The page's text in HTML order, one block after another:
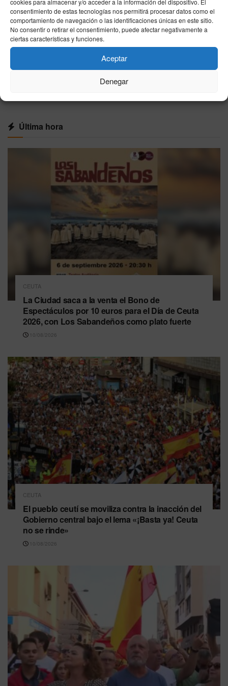
consentimiento de estas tecnologías nos permitirá procesar datos como el
comportamiento de navegación o las identificaciones únicas en este sitio.
No consentir o retirar el consentimiento, puede afectar negativamente a
ciertas características y funciones.
Aceptar
Denegar
10/08/2026
Guía del Masters 1000 de Cincinnati 2026:
fechas, premios económicos, transmisión en
directo y la baja de Carlos Alcaraz
Última hora
CEUTA
La Ciudad saca a la venta el Bono de
Espectáculos por 10 euros para el Día de Ceuta
2026, con Los Sabandeños como plato fuerte
10/08/2026
CEUTA
El pueblo ceutí se moviliza contra la inacción del
Gobierno central bajo el lema «¡Basta ya! Ceuta
no se rinde»
10/08/2026